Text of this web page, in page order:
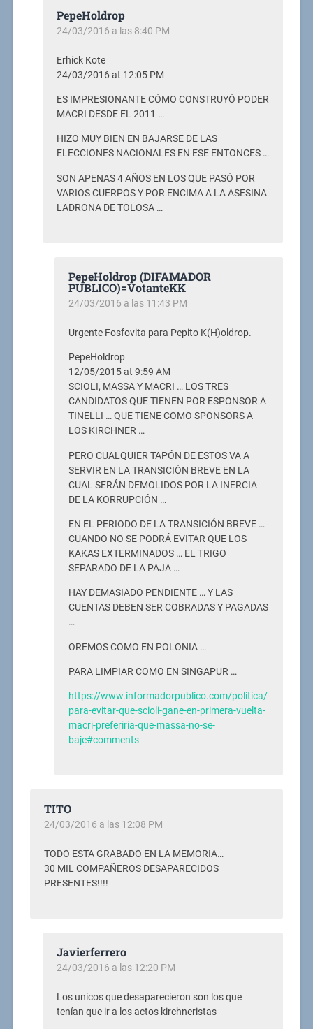
PepeHoldrop
24/03/2016 a las 8:40 PM
Erhick Kote
24/03/2016 at 12:05 PM
ES IMPRESIONANTE CÓMO CONSTRUYÓ PODER
MACRI DESDE EL 2011 …
HIZO MUY BIEN EN BAJARSE DE LAS
ELECCIONES NACIONALES EN ESE ENTONCES …
SON APENAS 4 AÑOS EN LOS QUE PASÓ POR
VARIOS CUERPOS Y POR ENCIMA A LA ASESINA
LADRONA DE TOLOSA …
PepeHoldrop (DIFAMADOR
PUBLICO)=VotanteKK
24/03/2016 a las 11:43 PM
Urgente Fosfovita para Pepito K(H)oldrop.
PepeHoldrop
12/05/2015 at 9:59 AM
SCIOLI, MASSA Y MACRI … LOS TRES
CANDIDATOS QUE TIENEN POR ESPONSOR A
TINELLI … QUE TIENE COMO SPONSORS A
LOS KIRCHNER …
PERO CUALQUIER TAPÓN DE ESTOS VA A
SERVIR EN LA TRANSICIÓN BREVE EN LA
CUAL SERÁN DEMOLIDOS POR LA INERCIA
DE LA KORRUPCIÓN …
EN EL PERIODO DE LA TRANSICIÓN BREVE …
CUANDO NO SE PODRÁ EVITAR QUE LOS
KAKAS EXTERMINADOS … EL TRIGO
SEPARADO DE LA PAJA …
HAY DEMASIADO PENDIENTE … Y LAS
CUENTAS DEBEN SER COBRADAS Y PAGADAS
…
OREMOS COMO EN POLONIA …
PARA LIMPIAR COMO EN SINGAPUR …
https://www.informadorpublico.com/politica/
para-evitar-que-scioli-gane-en-primera-vuelta-
macri-preferiria-que-massa-no-se-
baje#comments
TITO
24/03/2016 a las 12:08 PM
TODO ESTA GRABADO EN LA MEMORIA…
30 MIL COMPAÑEROS DESAPARECIDOS
PRESENTES!!!!
Javierferrero
24/03/2016 a las 12:20 PM
Los unicos que desaparecieron son los que
tenían que ir a los actos kirchneristas